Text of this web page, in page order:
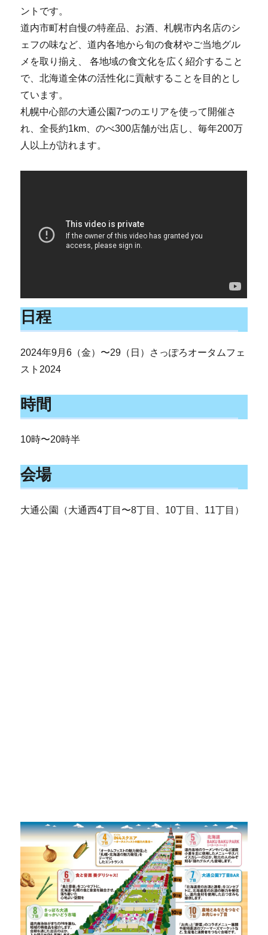
ントです。
道内市町村自慢の特産品、お酒、札幌市内名店のシ
ェフの味など、道内各地から旬の食材やご当地グル
メを取り揃え、 各地域の食文化を広く紹介すること
で、北海道全体の活性化に貢献することを目的とし
ています。
札幌中心部の大通公園7つのエリアを使って開催さ
れ、全長約1km、のべ300店舗が出店し、毎年200万
人以上が訪れます。
日程
2024年9月6（金）〜29（日）さっぽろオータムフェ
スト2024
時間
10時〜20時半
会場
大通公園（大通西4丁目〜8丁目、10丁目、11丁目）